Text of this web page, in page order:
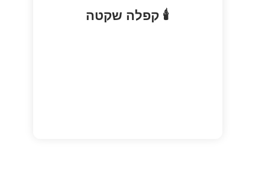
🕯️ קפלה שקטה
אווירה של תפילה פנימית, אור נרות
ופשטות קסומה.